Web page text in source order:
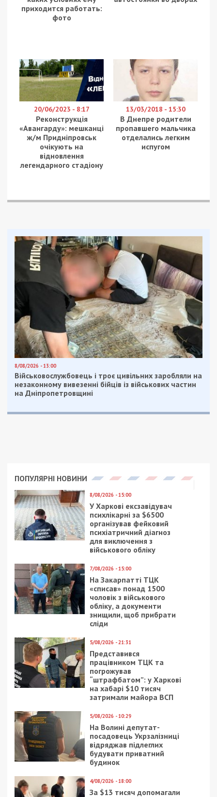
Домовилися про резервування додаткових
обсягів газу, необхідних Україні для завершення
міжнародними установами та провідними
енергетичними компаніями”, – написав Чернишов.
Так, за його словами, під час форуму були
проведені низка зустрічей з міжнародними
установами та провідними енергетичними
компаніями.
“Із Європейським банком реконструкції та
розвитку (ЄБРР) домовилися про механізми
фінансування закупівлі необхідних Україні
додаткових обсягів газу; з нашими західними
необхідних обсягів”, – розповів він.
Facebook
Telegram
Twitter
WhatsApp
ViberEmail
Категории:
Рекламні блоки дають нам змогу
залишатися незалежними ЗМІ, а вам -
Читайте також
Предыдущая статья:
Дніпровська міська влада інформує про
стан справ на 14:00
Следующая статья:
Цього року офіційних місць для
занурення на Водохреще у Дніпрі не буде
СУСПІЛЬСТВО
23/08/2017 - 11:09
Водитель троллейбуса
из Днепра показал, в
каких условиях ему
приходится работать:
фото
27/02/2019 - 17:12
В Днепре жители
требуют запретить
автостоянки во дворах